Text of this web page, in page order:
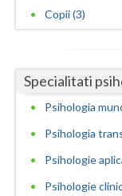
Copii (3)
Specialitati
Psihologia
Psihologia
Psihologie
Psihologie